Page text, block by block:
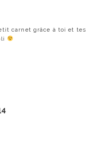
carnet grâce à toi et tes